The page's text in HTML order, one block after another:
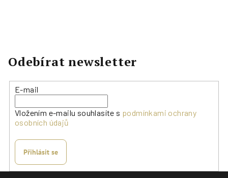
Odebírat newsletter
E-mail
Vložením e-mailu souhlasíte s podmínkami ochrany
osobních údajů
Přihlásit se